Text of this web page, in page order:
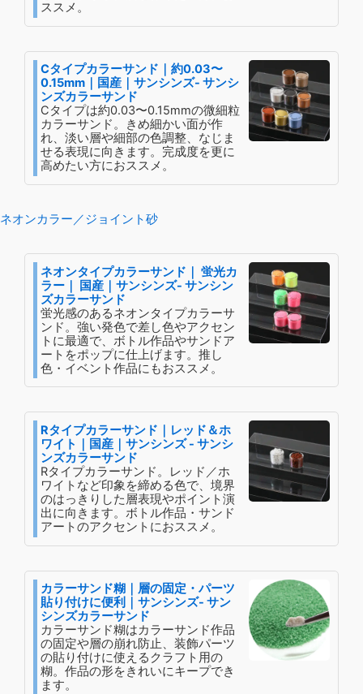
ススメ。
Cタイプカラーサンド｜約0.03〜
0.15mm｜国産｜サンシンズ- サンシ
ンズカラーサンド
Cタイプは約0.03〜0.15mmの微細粒
カラーサンド。きめ細かい面が作
れ、淡い層や細部の色調整、なじま
せる表現に向きます。完成度を更に
高めたい方におススメ。
ネオンカラー／ジョイント砂
ネオンタイプカラーサンド｜ 蛍光カ
ラー｜ 国産｜サンシンズ- サンシン
ズカラーサンド
蛍光感のあるネオンタイプカラーサ
ンド。強い発色で差し色やアクセン
トに最適で、ボトル作品やサンドア
ートをポップに仕上げます。推し
色・イベント作品にもおススメ。
Rタイプカラーサンド｜レッド＆ホ
ワイト｜国産｜サンシンズ - サンシ
ンズカラーサンド
Rタイプカラーサンド。レッド／ホ
ワイトなど印象を締める色で、境界
のはっきりした層表現やポイント演
出に向きます。ボトル作品・サンド
アートのアクセントにおススメ。
カラーサンド糊｜層の固定・パーツ
貼り付けに便利｜サンシンズ- サン
シンズカラーサンド
カラーサンド糊はカラーサンド作品
の固定や層の崩れ防止、装飾パーツ
の貼り付けに使えるクラフト用の
糊。作品の形をきれいにキープでき
ます。